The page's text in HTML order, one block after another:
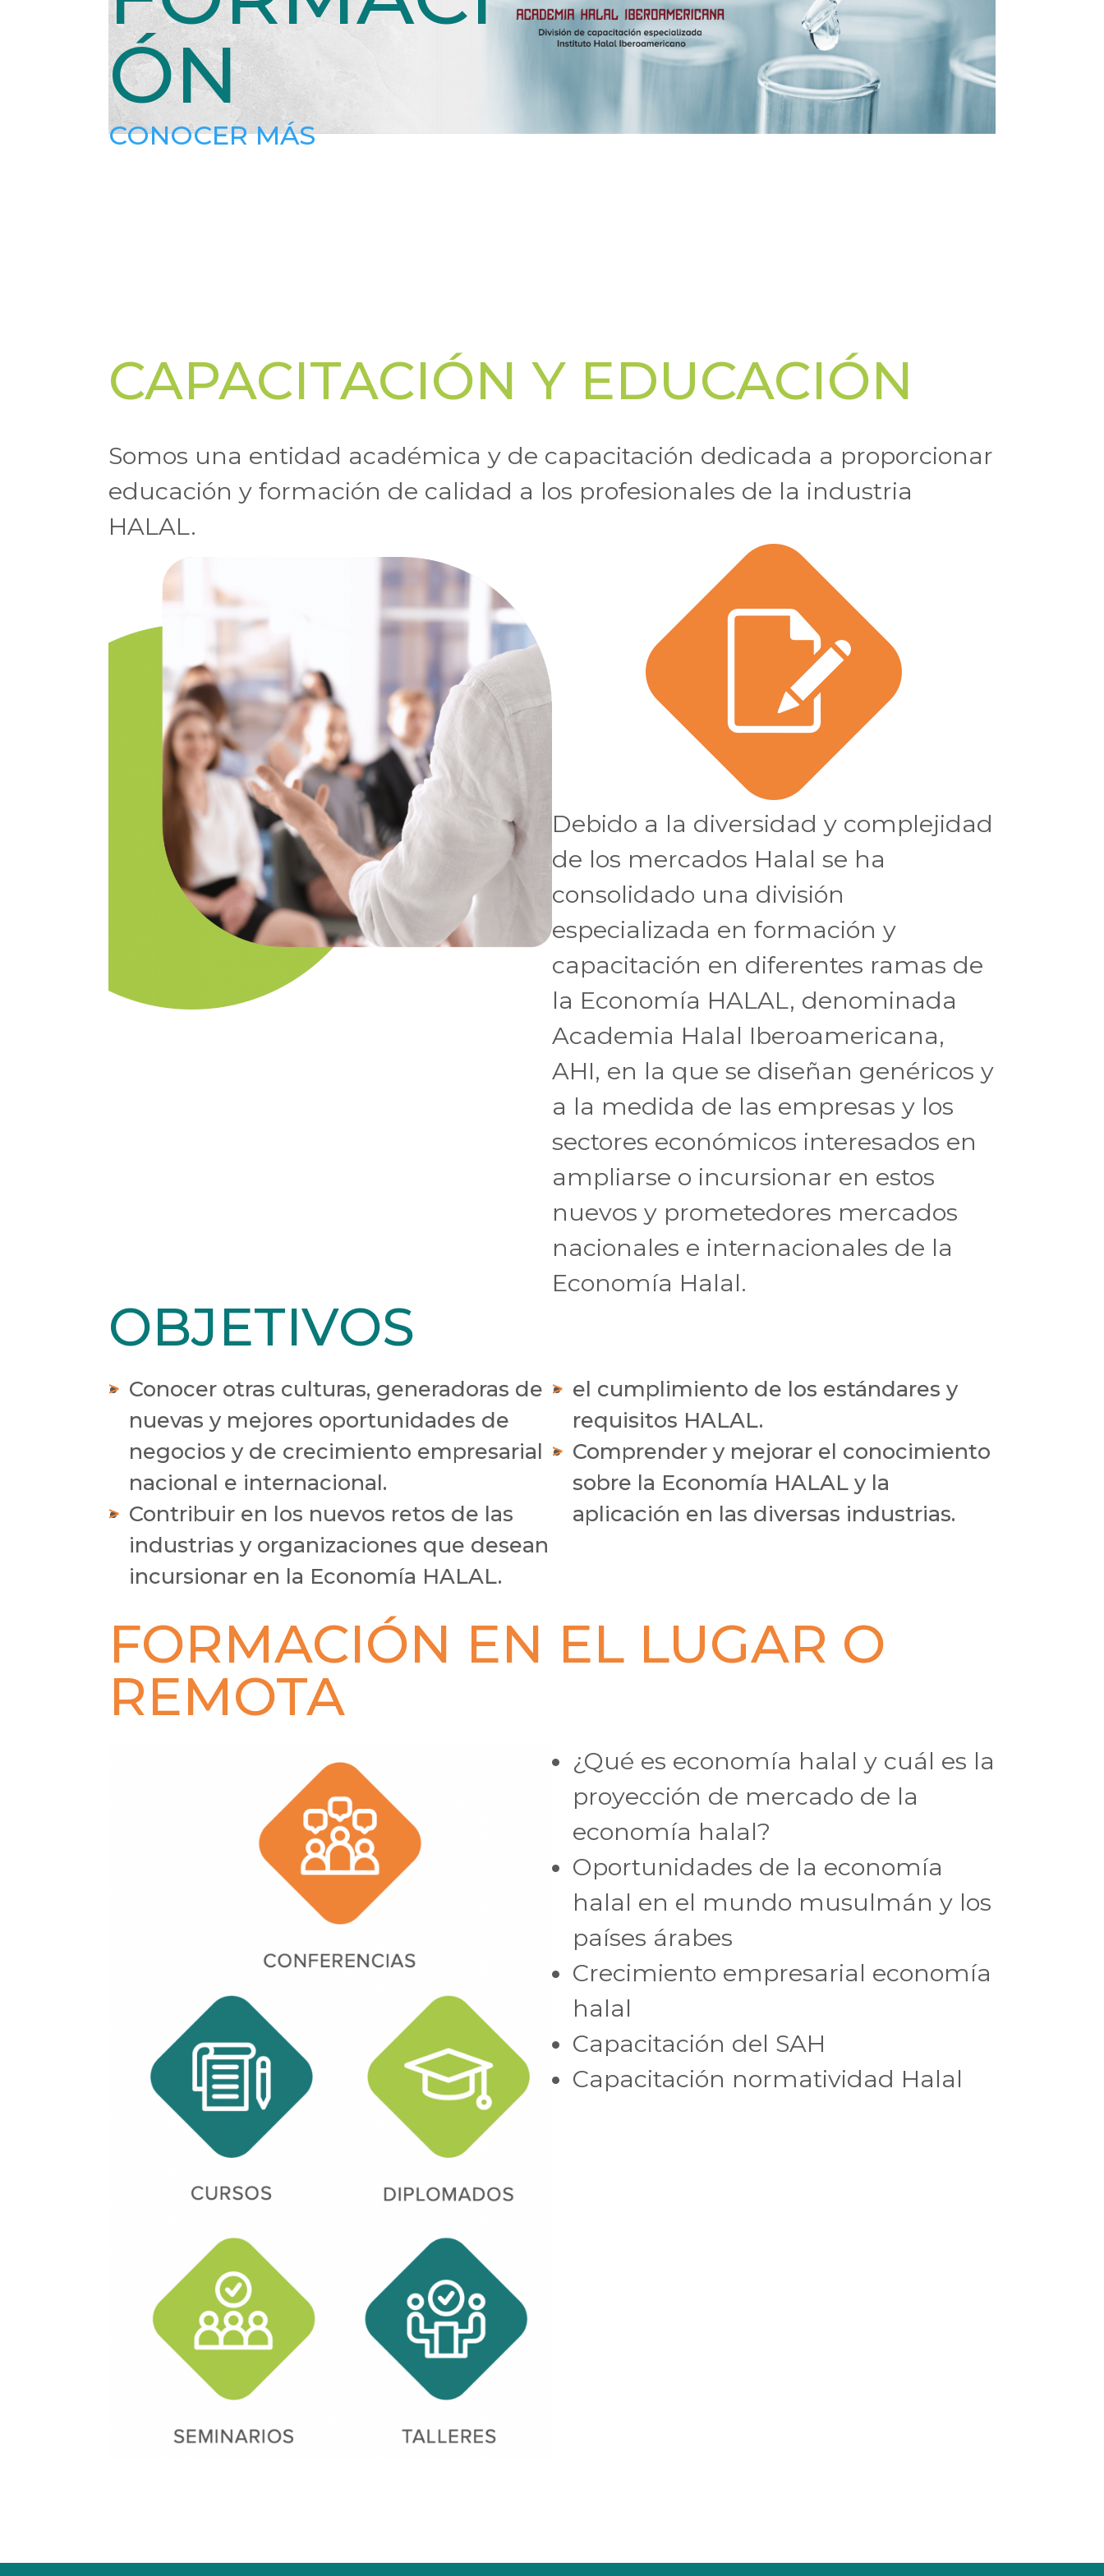
ÓN
CONOCER MÁS
CAPACITACIÓN Y EDUCACIÓN
Somos una entidad académica y de capacitación dedicada a proporcionar
educación y formación de calidad a los profesionales de la industria
HALAL.
Debido a la diversidad y complejidad
de los mercados Halal se ha
consolidado una división
especializada en formación y
capacitación en diferentes ramas de
la Economía HALAL, denominada
Academia Halal Iberoamericana,
AHI, en la que se diseñan genéricos y
a la medida de las empresas y los
sectores económicos interesados en
ampliarse o incursionar en estos
nuevos y prometedores mercados
nacionales e internacionales de la
Economía Halal.
OBJETIVOS
Conocer otras culturas, generadoras de
nuevas y mejores oportunidades de
negocios y de crecimiento empresarial
nacional e internacional.
Contribuir en los nuevos retos de las
industrias y organizaciones que desean
incursionar en la Economía HALAL.
el cumplimiento de los estándares y
requisitos HALAL.
Comprender y mejorar el conocimiento
sobre la Economía HALAL y la
aplicación en las diversas industrias.
FORMACIÓN EN EL LUGAR O
REMOTA
¿Qué es economía halal y cuál es la
proyección de mercado de la
economía halal?
Oportunidades de la economía
halal en el mundo musulmán y los
países árabes
Crecimiento empresarial economía
halal
Capacitación del SAH
Capacitación normatividad Halal